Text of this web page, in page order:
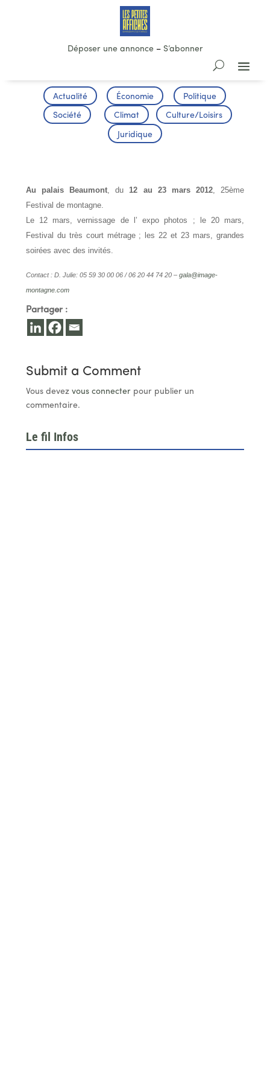
Déposer une annonce– S’abonner
Actualité Économie Politique
Société Climat Culture/Loisirs
Juridique
Au palais Beaumont , du 12 au 23 mars 2012 , 25ème
Festival de montagne.
Le 12 mars, vernissage de l’ expo photos ; le 20 mars,
Festival du très court métrage ; les 22 et 23 mars, grandes
soirées avec des invités.
Contact : D. Julie: 05 59 30 00 06 / 06 20 44 74 20 – gala@image-
montagne.com
Partager :
Submit a Comment
Vous devez vous connecterpour publier un
commentaire.
Le fil Infos